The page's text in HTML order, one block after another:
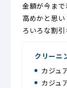
金額が今ま
高めかと思
ろいろな割
クリーニ
カジュ
カジュ